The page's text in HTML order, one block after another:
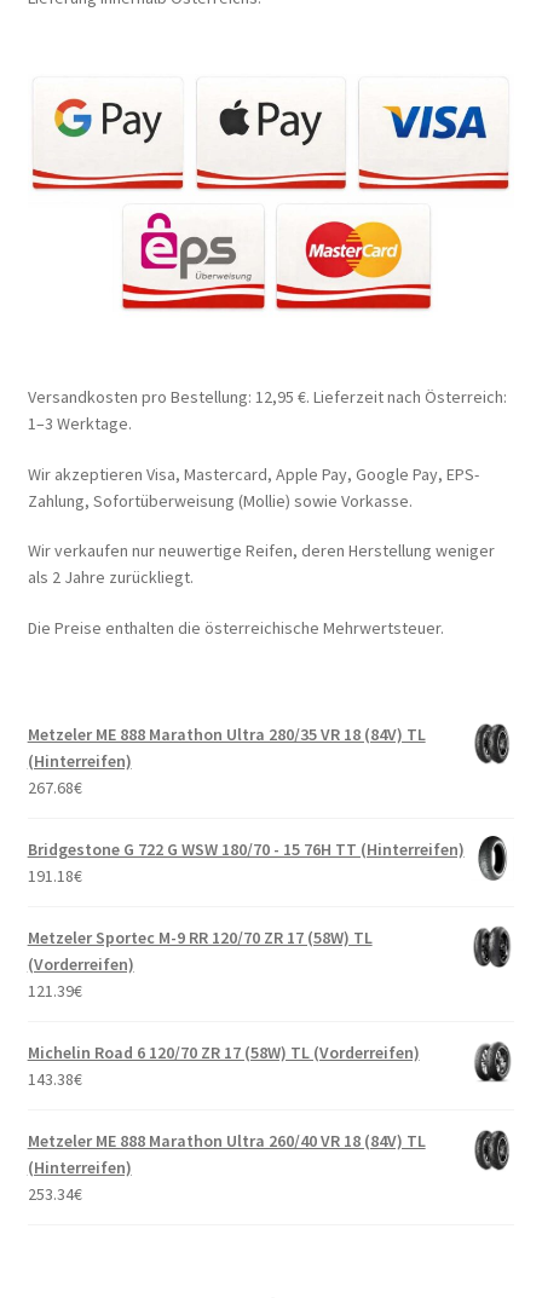
Versandkosten pro Bestellung: 12,95 €. Lieferzeit nach Österreich:
1–3 Werktage.
Wir akzeptieren Visa, Mastercard, Apple Pay, Google Pay, EPS-
Zahlung, Sofortüberweisung (Mollie) sowie Vorkasse.
Wir verkaufen nur neuwertige Reifen, deren Herstellung weniger
als 2 Jahre zurückliegt.
Die Preise enthalten die österreichische Mehrwertsteuer.
Metzeler ME 888 Marathon Ultra 280/35 VR 18 (84V) TL
(Hinterreifen)
267.68€
Bridgestone G 722 G WSW 180/70 - 15 76H TT (Hinterreifen)
191.18€
Metzeler Sportec M-9 RR 120/70 ZR 17 (58W) TL
(Vorderreifen)
121.39€
Michelin Road 6 120/70 ZR 17 (58W) TL (Vorderreifen)
143.38€
Metzeler ME 888 Marathon Ultra 260/40 VR 18 (84V) TL
(Hinterreifen)
253.34€